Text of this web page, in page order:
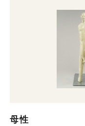
母性